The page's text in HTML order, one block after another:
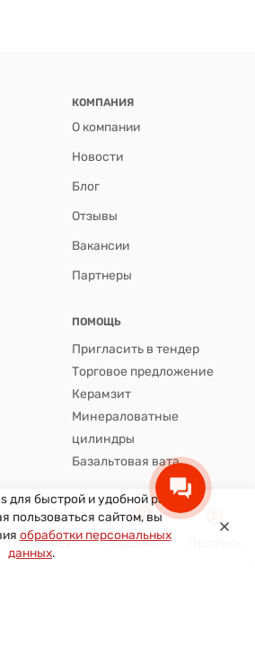
КОМПАНИЯ
О компании
Новости
Блог
Отзывы
Вакансии
Партнеры
ПОМОЩЬ
Пригласить в тендер
Торговое предложение
Керамзит
Минераловатные
цилиндры
Базальтовая вата
на нашу рассылку новостей
для быстрой и удобной работы
пользоваться сайтом, вы
обработки персональных
данных.
Поиск
0
Корзина